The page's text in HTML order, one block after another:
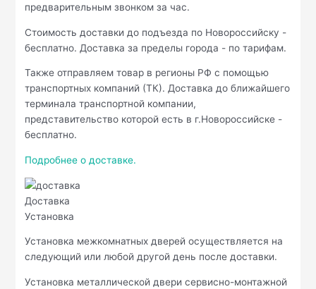
предварительным звонком за час.
Стоимость доставки до подъезда по Новороссийску -
бесплатно. Доставка за пределы города - по тарифам.
Также отправляем товар в регионы РФ с помощью
транспортных компаний (ТК). Доставка до ближайшего
терминала транспортной компании,
представительство которой есть в г.Новороссийске -
бесплатно.
Подробнее о доставке.
Доставка
Установка
Установка межкомнатных дверей осуществляется на
следующий или любой другой день после доставки.
Установка металлической двери сервисно-монтажной